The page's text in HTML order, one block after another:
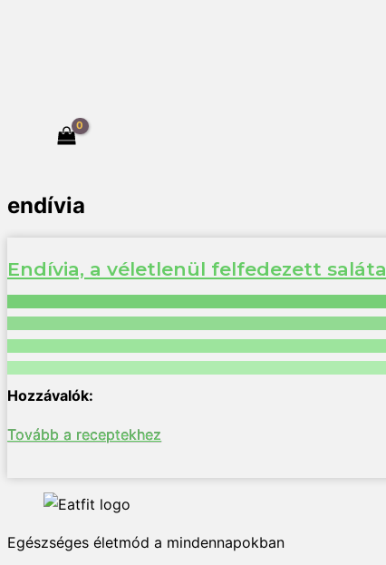
endívia
Endívia, a véletlenül felfedezett saláta
Tovább a receptekhez
Egészséges életmód a mindennapokban